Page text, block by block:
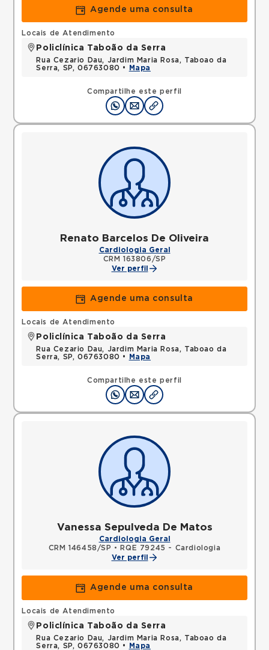
Agende uma consulta
Compartilhe este perfil
Locais de Atendimento
Policlínica Taboão da Serra
Rua Cezario Dau, Jardim Maria Rosa, Taboao da
Serra, SP, 06763080 •
Mapa
Renato Barcelos De Oliveira
Cardiologia Geral
CRM 163806/SP
Ver perfil
Agende uma consulta
Compartilhe este perfil
Locais de Atendimento
Policlínica Taboão da Serra
Rua Cezario Dau, Jardim Maria Rosa, Taboao da
Serra, SP, 06763080 •
Mapa
Vanessa Sepulveda De Matos
Cardiologia Geral
CRM 146458/SP •
RQE 79245 - Cardiologia
Ver perfil
Agende uma consulta
Locais de Atendimento
Policlínica Taboão da Serra
Rua Cezario Dau, Jardim Maria Rosa, Taboao da
Serra, SP, 06763080 •
Mapa